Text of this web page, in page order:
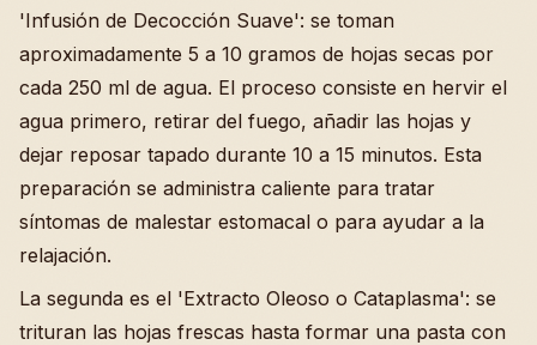
'Infusión de Decocción Suave': se toman
aproximadamente 5 a 10 gramos de hojas secas por
cada 250 ml de agua. El proceso consiste en hervir el
agua primero, retirar del fuego, añadir las hojas y
dejar reposar tapado durante 10 a 15 minutos. Esta
preparación se administra caliente para tratar
síntomas de malestar estomacal o para ayudar a la
relajación.
La segunda es el 'Extracto Oleoso o Cataplasma': se
trituran las hojas frescas hasta formar una pasta con